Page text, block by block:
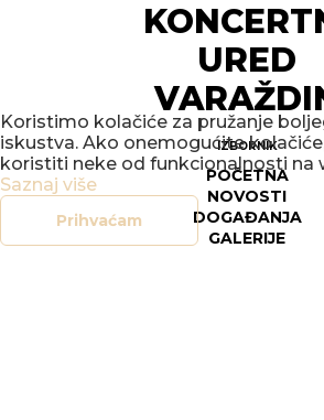
URED
IZBORNIK
POČETNA
NOVOSTI
DOGAĐANJA
GALERIJE
Koristimo kolačiće za pružanje
iskustva. Ako onemogućite
koristiti neke od funkcionalnosti na
Saznaj više
Prihvaćam